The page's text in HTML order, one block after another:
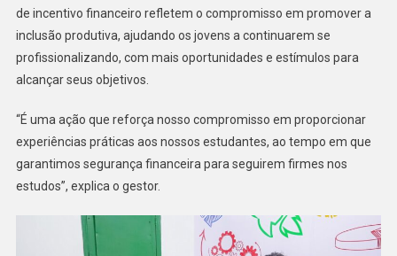
de incentivo financeiro refletem o compromisso em promover a
inclusão produtiva, ajudando os jovens a continuarem se
profissionalizando, com mais oportunidades e estímulos para
alcançar seus objetivos.
“É uma ação que reforça nosso compromisso em proporcionar
experiências práticas aos nossos estudantes, ao tempo em que
garantimos segurança financeira para seguirem firmes nos
estudos”, explica o gestor.